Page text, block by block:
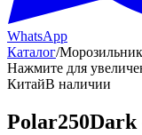
WhatsApp
Каталог/Морозильник
Нажмите для
КитайВ наличии
Polar250Dark